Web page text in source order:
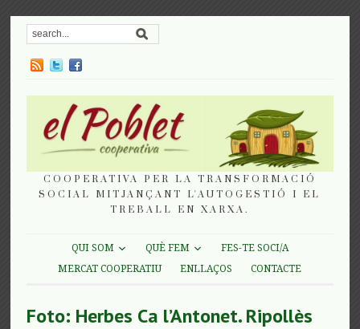
COOPERATIVA PER LA TRANSFORMACIÓ
SOCIAL MITJANÇANT L'AUTOGESTIÓ I EL
TREBALL EN XARXA.
QUI SOM QUÈ FEM
FES-TE SOCI/A
MERCAT COOPERATIU
ENLLAÇOS CONTACTE
Foto: Herbes Ca l’Antonet. Ripollès